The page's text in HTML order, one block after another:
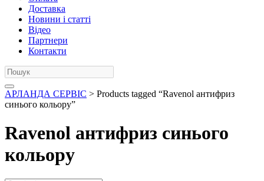
Доставка
Новини і статті
Відео
Партнери
Контакти
АРЛАНДА СЕРВІС > Products tagged “Ravenol антифриз
синього кольору”
Ravenol антифриз синього
кольору